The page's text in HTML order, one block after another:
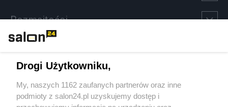
Rozmaitości
Sport
Społeczeństwo
Drogi Użytkowniku,
My, naszych 1162 zaufanych partnerów oraz inne
podmioty z salon24.pl uzyskujemy dostęp i